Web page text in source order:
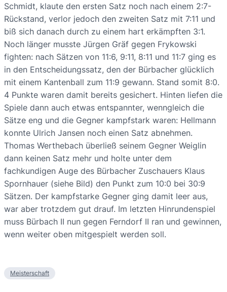
Schmidt, klaute den ersten Satz noch nach einem 2:7-
Rückstand, verlor jedoch den zweiten Satz mit 7:11 und
biß sich danach durch zu einem hart erkämpften 3:1.
Noch länger musste Jürgen Gräf gegen Frykowski
fighten: nach Sätzen von 11:6, 9:11, 8:11 und 11:7 ging es
in den Entscheidungssatz, den der Bürbacher glücklich
mit einem Kantenball zum 11:9 gewann. Stand somit 8:0.
4 Punkte waren damit bereits gesichert. Hinten liefen die
Spiele dann auch etwas entspannter, wenngleich die
Sätze eng und die Gegner kampfstark waren: Hellmann
konnte Ulrich Jansen noch einen Satz abnehmen.
Thomas Werthebach überließ seinem Gegner Weiglin
dann keinen Satz mehr und holte unter dem
fachkundigen Auge des Bürbacher Zuschauers Klaus
Spornhauer (siehe Bild) den Punkt zum 10:0 bei 30:9
Sätzen. Der kampfstarke Gegner ging damit leer aus,
war aber trotzdem gut drauf. Im letzten Hinrundenspiel
muss Bürbach II nun gegen Ferndorf II ran und gewinnen,
wenn weiter oben mitgespielt werden soll.
Meisterschaft